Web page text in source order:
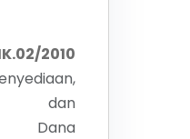
2010
dan
Dana